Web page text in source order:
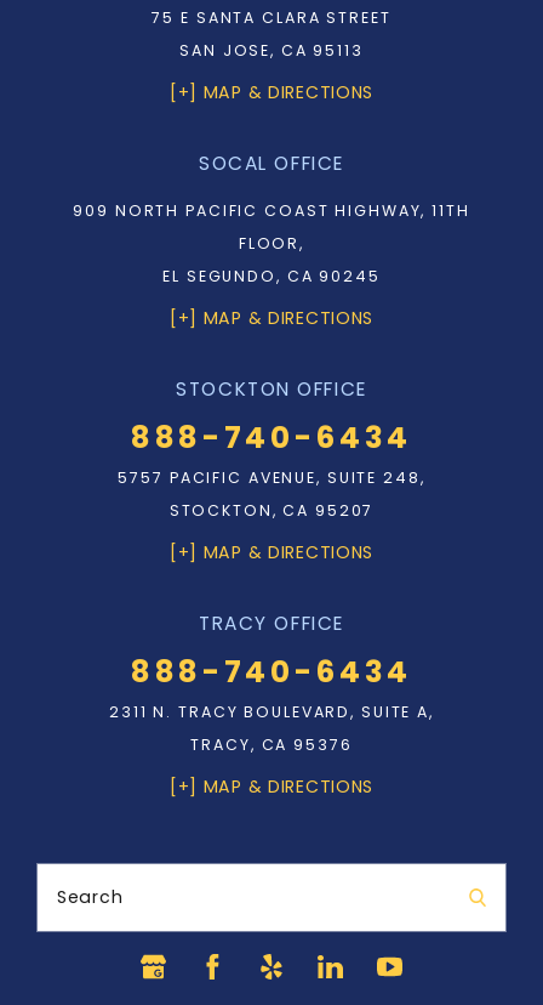
75 E SANTA CLARA STREET
SAN JOSE, CA 95113
[+] MAP & DIRECTIONS
SOCAL OFFICE
909 NORTH PACIFIC COAST HIGHWAY, 11TH
FLOOR,
EL SEGUNDO, CA 90245
[+] MAP & DIRECTIONS
STOCKTON OFFICE
888-740-6434
5757 PACIFIC AVENUE, SUITE 248,
STOCKTON, CA 95207
[+] MAP & DIRECTIONS
TRACY OFFICE
888-740-6434
2311 N. TRACY BOULEVARD, SUITE A,
TRACY, CA 95376
[+] MAP & DIRECTIONS
Search